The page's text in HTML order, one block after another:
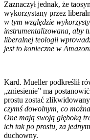
Zaznaczył jednak, że
wykorzystany przez
w tym względzie
instrumentalizowana, aby
liberalnej teologii
jest to konieczne w
Kard. Mueller podkreślił
„zniesienie” ma
prostu zostać
czymś dowolnym, co
One mają swoją głęboką
ich tak po prostu, za
duchowny.